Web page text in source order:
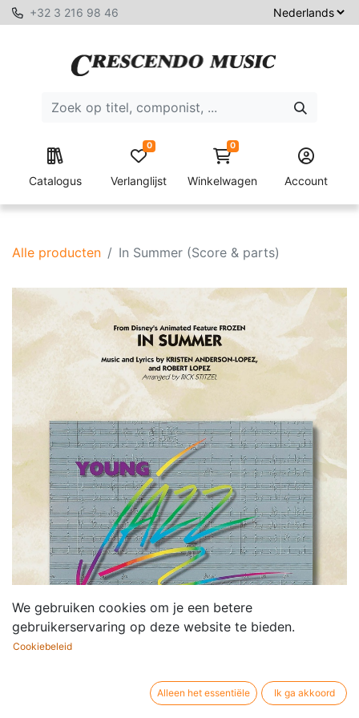
+32 3 216 98 46
Catalogus Verlanglijst
0 0
Winkelwagen Account
Alle producten In Summer (Score & parts)
We gebruiken cookies om je een betere
gebruikerservaring op deze website te bieden.
Cookiebeleid
Alleen het essentiële Ik ga akkoord